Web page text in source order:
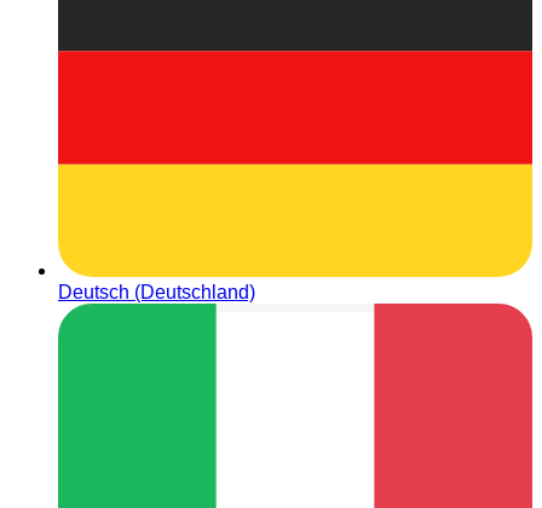
Deutsch (Deutschland)